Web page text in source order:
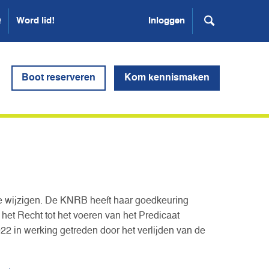
Word lid! Inloggen
Boot reserveren Kom kennismaken
wijzigen. De KNRB heeft haar goedkeuring
Recht tot het voeren van het Predicaat
in werking getreden door het verlijden van de